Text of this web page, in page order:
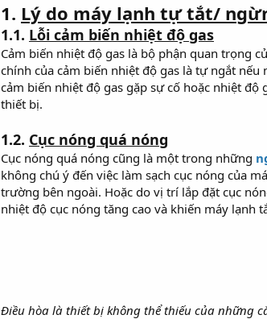
1. Lý do máy lạnh tự tắt/
1.1. Lỗi cảm biến nhiệt độ gas
Cảm biến nhiệt độ gas là bộ phận quan trọng
chính của cảm biến nhiệt độ gas là tự ngắt
cảm biến nhiệt độ gas gặp sự cố hoặc nhiệt
thiết bị.
1.2. Cục nóng quá nóng
Cục nóng quá nóng cũng là một trong những
không chú ý đến việc làm sạch cục nóng của
trường bên ngoài. Hoặc do vị trí lắp đặt cục
nhiệt độ cục nóng tăng cao và khiến máy lạnh
Điều hòa là thiết bị không thể thiếu của những